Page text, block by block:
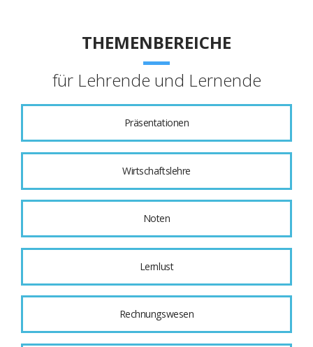
THEMENBEREICHE
für Lehrende und Lernende
Präsentationen
Wirtschaftslehre
Noten
Lernlust
Rechnungswesen